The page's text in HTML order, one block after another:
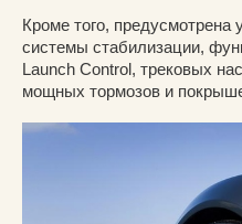
Кроме того, предусмотрена
системы стабилизации,
Launch Control, трековых
мощных тормозов и